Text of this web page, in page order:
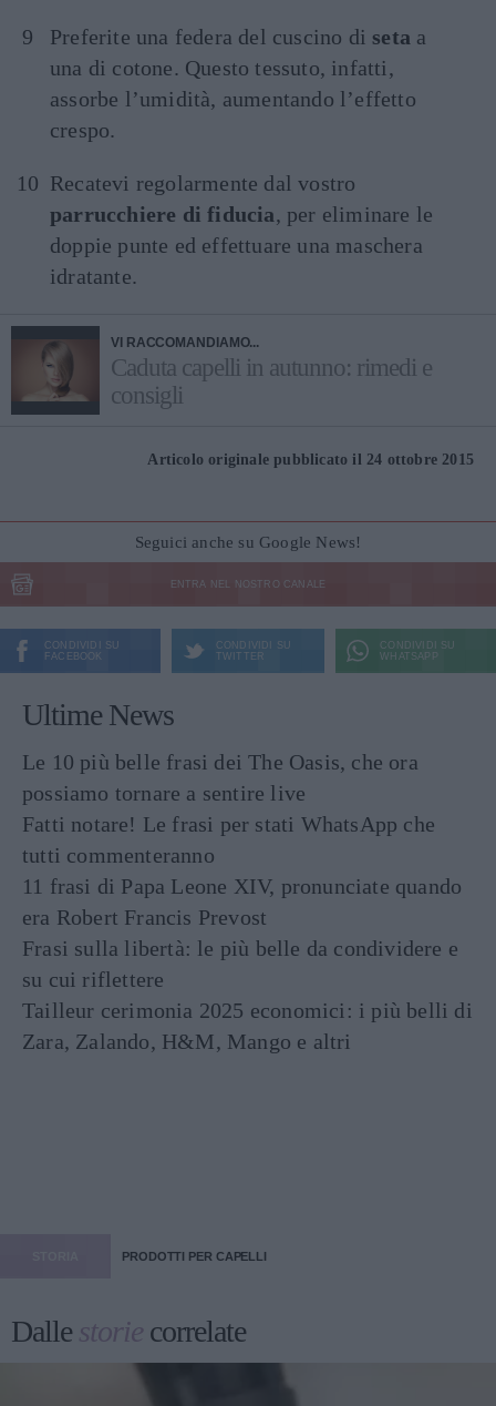
Preferite una federa del cuscino di seta a
una di cotone. Questo tessuto, infatti,
assorbe l’umidità, aumentando l’effetto
crespo.
Recatevi regolarmente dal vostro
parrucchiere di fiducia, per eliminare le
doppie punte ed effettuare una maschera
idratante.
VI RACCOMANDIAMO...
Caduta capelli in autunno: rimedi e
consigli
Articolo originale pubblicato il 24 ottobre 2015
Seguici anche su Google News!
ENTRA NEL NOSTRO CANALE
CONDIVIDI SU
FACEBOOK
CONDIVIDI SU
TWITTER
CONDIVIDI SU
WHATSAPP
Ultime News
Le 10 più belle frasi dei The Oasis, che ora
possiamo tornare a sentire live
Fatti notare! Le frasi per stati WhatsApp che
tutti commenteranno
11 frasi di Papa Leone XIV, pronunciate quando
era Robert Francis Prevost
Frasi sulla libertà: le più belle da condividere e
su cui riflettere
Tailleur cerimonia 2025 economici: i più belli di
Zara, Zalando, H&M, Mango e altri
PRODOTTI PER CAPELLI
Dallestorie correlate